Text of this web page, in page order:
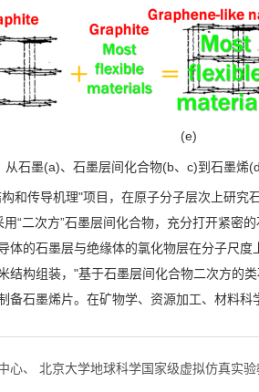
(e)
从石墨(a)、石墨层间化合物(b、c)到石墨烯
和传导机理"项目，在原子分子层次上研
“二次方”石墨层间化合物，充分打开紧密
体的石墨层与绝缘体的氯化物层在分子尺
结构组装，"基于石墨层间化合物二次方的
石墨烯片。在矿物学、资源加工、材料科
心、 北京大学地球科学国家级虚拟仿真实